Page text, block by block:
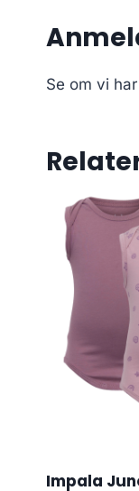
Se om vi
Impala